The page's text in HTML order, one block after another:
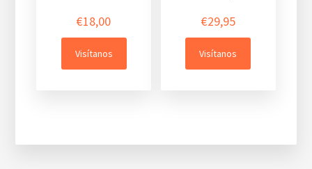
€18,00
Visítanos
€29,95
Visítanos